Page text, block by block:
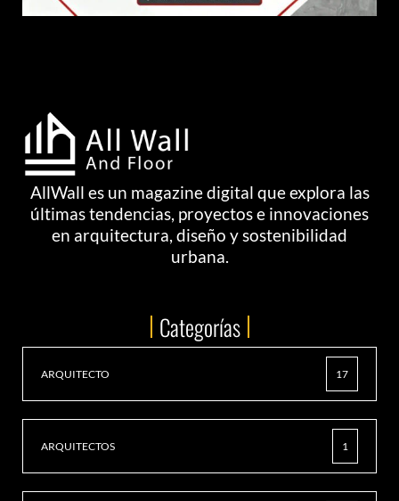
AllWall es un magazine digital que explora las
últimas tendencias, proyectos e innovaciones
en arquitectura, diseño y sostenibilidad
urbana.
Categorías
ARQUITECTO 17
ARQUITECTOS 1